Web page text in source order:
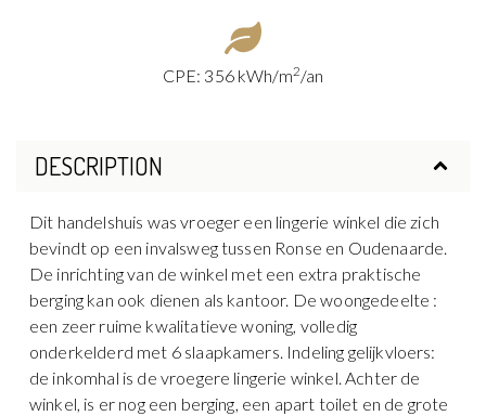
CPE: 356 kWh/m2/an
DESCRIPTION
Dit handelshuis was vroeger een lingerie winkel die zich
bevindt op een invalsweg tussen Ronse en Oudenaarde.
De inrichting van de winkel met een extra praktische
berging kan ook dienen als kantoor. De woongedeelte :
een zeer ruime kwalitatieve woning, volledig
onderkelderd met 6 slaapkamers. Indeling gelijkvloers:
de inkomhal is de vroegere lingerie winkel. Achter de
winkel, is er nog een berging, een apart toilet en de grote